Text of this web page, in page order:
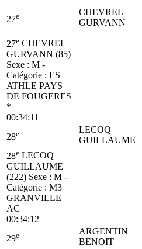
27e
CHEVREL
GURVANN
27e CHEVREL
GURVANN (85)
Sexe : M -
Catégorie : ES
ATHLE PAYS
DE FOUGERES
*
00:34:11
28e
LECOQ
GUILLAUME
28e LECOQ
GUILLAUME
(222) Sexe : M -
Catégorie : M3
GRANVILLE
AC
00:34:12
29e
ARGENTIN
BENOIT